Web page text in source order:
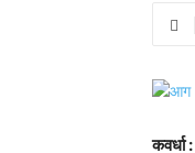
कवर्धा :